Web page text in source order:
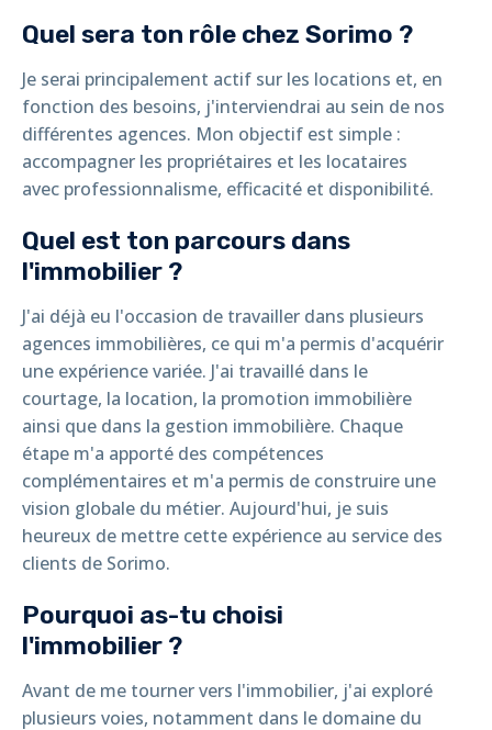
Quel sera ton rôle chez Sorimo ?
Je serai principalement actif sur les locations et, en
fonction des besoins, j'interviendrai au sein de nos
différentes agences. Mon objectif est simple :
accompagner les propriétaires et les locataires
avec professionnalisme, efficacité et disponibilité.
Quel est ton parcours dans
l'immobilier ?
J'ai déjà eu l'occasion de travailler dans plusieurs
agences immobilières, ce qui m'a permis d'acquérir
une expérience variée. J'ai travaillé dans le
courtage, la location, la promotion immobilière
ainsi que dans la gestion immobilière. Chaque
étape m'a apporté des compétences
complémentaires et m'a permis de construire une
vision globale du métier. Aujourd'hui, je suis
heureux de mettre cette expérience au service des
clients de Sorimo.
Pourquoi as-tu choisi
l'immobilier ?
Avant de me tourner vers l'immobilier, j'ai exploré
plusieurs voies, notamment dans le domaine du